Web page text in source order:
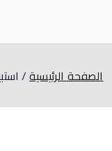
الصفحة الرئيسية